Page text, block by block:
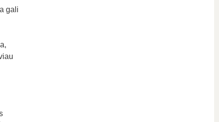
gali